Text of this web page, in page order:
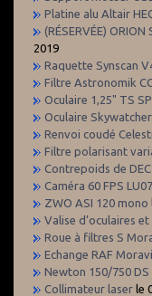
Platine alu Altair
(RÉSERVÉE)
2019
Raquette Synscan
Filtre Astronomik
Oculaire 1,25" TS
Oculaire
Renvoi coudé
Filtre polarisant
Contrepoids de
Caméra 60 FPS
ZWO ASI 120 mono
Valise d’oculaires
Roue à filtres S
Echange RAF
Newton 150/750
Collimateur laser le